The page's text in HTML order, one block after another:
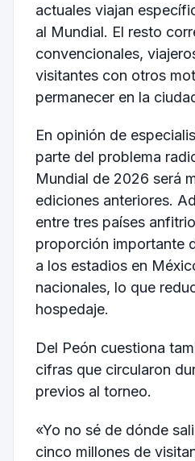
actuales viajan
al Mundial. El resto
convencionales,
visitantes con otros
permanecer en la
En opinión de
parte del problema
Mundial de 2026 será
ediciones anteriores.
entre tres países
proporción importante
a los estadios en
nacionales, lo que
hospedaje.
Del Peón cuestiona
cifras que circularon
previos al torneo.
«Yo no sé de dónde
cinco millones de